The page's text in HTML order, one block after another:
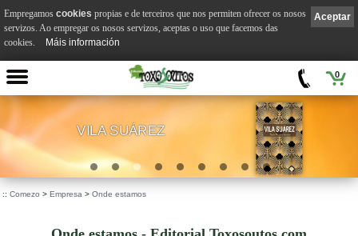
0
VILA SUÁREZ
:: Comezo > Empresa > Onde estamos
Aceptar
Empregamos cookies propias e de terceiros que nos permiten ofrecer os nosos
servizos. Ao empregar os nosos servizos, aceptas o uso que facemos das
cookies.
Máis información